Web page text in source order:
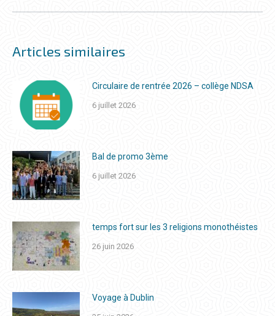
Articles similaires
Circulaire de rentrée 2026 – collège NDSA
6 juillet 2026
Bal de promo 3ème
6 juillet 2026
temps fort sur les 3 religions monothéistes
26 juin 2026
Voyage à Dublin